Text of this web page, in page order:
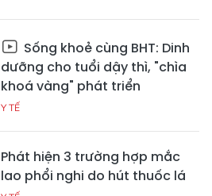
Sống khoẻ cùng BHT: Dinh
dưỡng cho tuổi dậy thì, "chìa
khoá vàng" phát triển
Y TẾ
Phát hiện 3 trường hợp mắc
lao phổi nghi do hút thuốc lá